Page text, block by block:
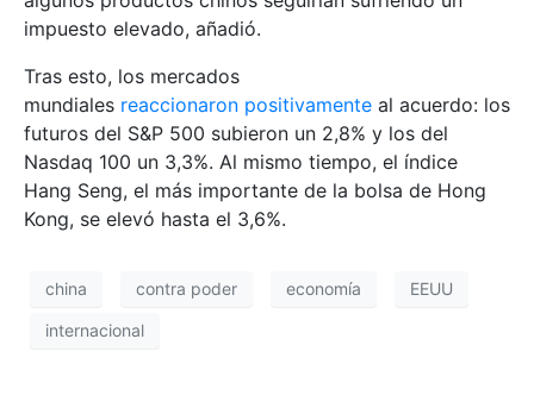
impuesto elevado, añadió.
Tras esto, los mercados
mundiales reaccionaron positivamente al acuerdo: los
futuros del S&P 500 subieron un 2,8% y los del
Nasdaq 100 un 3,3%. Al mismo tiempo, el índice
Hang Seng, el más importante de la bolsa de Hong
Kong, se elevó hasta el 3,6%.
china contra poder economía EEUU
internacional